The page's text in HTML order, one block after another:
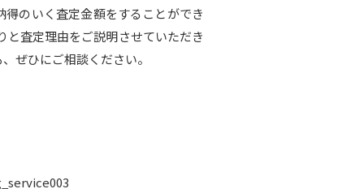
のいく査定金額をすることができ
と査定理由をご説明させていただき
ぜひにご相談ください。